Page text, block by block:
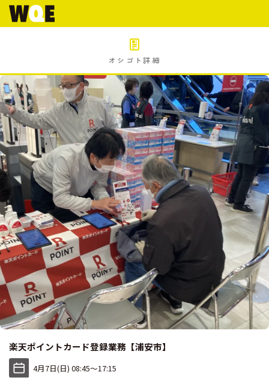
オシゴト詳細
楽天ポイントカード登録業務【浦安市】
4月7日(日) 08:45〜17:15